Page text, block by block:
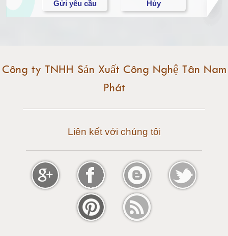
Cân điện tử 15 tấn
Cân điện tử 50 tấn
Cân điện tử 80 tấn
Cân điện tử 100 tấn
Công ty TNHH Sản Xuất Công Nghệ Tân Nam
Phát
Liên kết với chúng tôi